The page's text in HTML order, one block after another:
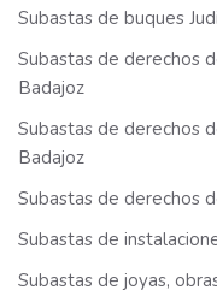
Subastas de buques
Subastas de derechos
Badajoz
Subastas de derechos
Badajoz
Subastas de derechos
Subastas de
Subastas de joyas,